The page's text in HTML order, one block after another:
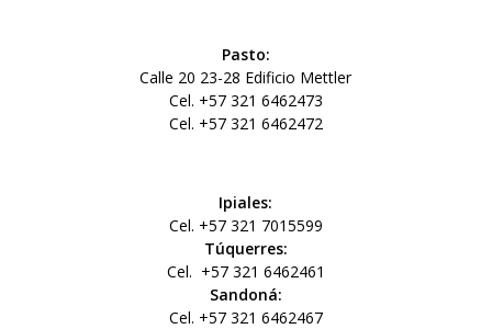
Pasto:
Calle 20 23-28 Edificio Mettler
Cel. +57 321 6462473
Cel. +57 321 6462472
Ipiales:
Cel. +57 321 7015599
Túquerres:
Cel. +57 321 6462461
Sandoná:
Cel. +57 321 6462467